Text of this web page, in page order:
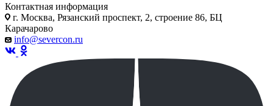
Контактная информация
г. Москва, Рязанский проспект, 2, строение 86, БЦ
Карачарово
info@severcon.ru